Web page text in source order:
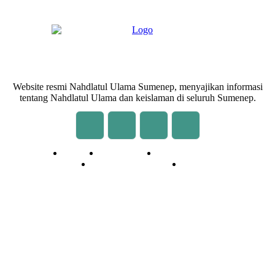
Website resmi Nahdlatul Ulama Sumenep, menyajikan informasi
tentang Nahdlatul Ulama dan keislaman di seluruh Sumenep.
Redaksi Kontak Kami
Pedoman Media Siber